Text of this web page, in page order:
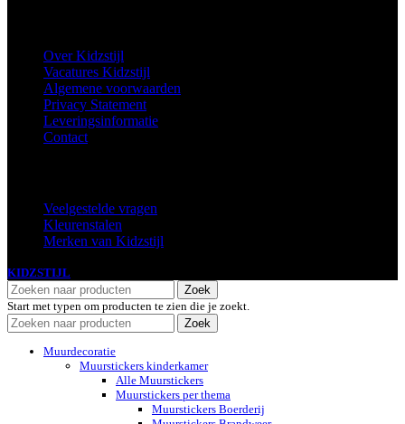
Over Kidzstijl
Vacatures Kidzstijl
Algemene voorwaarden
Privacy Statement
Leveringsinformatie
Contact
Veelgestelde vragen
Kleurenstalen
Merken van Kidzstijl
KIDZSTIJL
Zoek
Start met typen om producten te zien die je zoekt.
Zoek
Muurdecoratie
Muurstickers kinderkamer
Alle Muurstickers
Muurstickers per thema
Muurstickers Boerderij